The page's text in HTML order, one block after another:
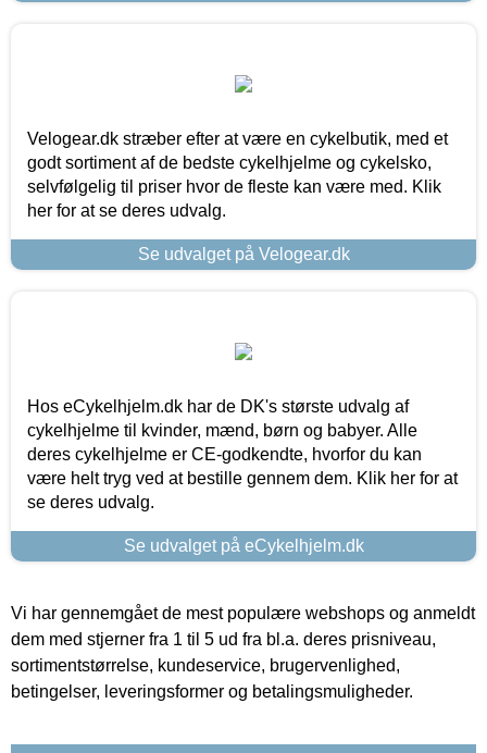
Velogear.dk stræber efter at være en cykelbutik, med et
godt sortiment af de bedste cykelhjelme og cykelsko,
selvfølgelig til priser hvor de fleste kan være med. Klik
her for at se deres udvalg.
Se udvalget på Velogear.dk
Hos eCykelhjelm.dk har de DK's største udvalg af
cykelhjelme til kvinder, mænd, børn og babyer. Alle
deres cykelhjelme er CE-godkendte, hvorfor du kan
være helt tryg ved at bestille gennem dem. Klik her for at
se deres udvalg.
Se udvalget på eCykelhjelm.dk
Vi har gennemgået de mest populære webshops og anmeldt
dem med stjerner fra 1 til 5 ud fra bl.a. deres prisniveau,
sortimentstørrelse, kundeservice, brugervenlighed,
betingelser, leveringsformer og betalingsmuligheder.